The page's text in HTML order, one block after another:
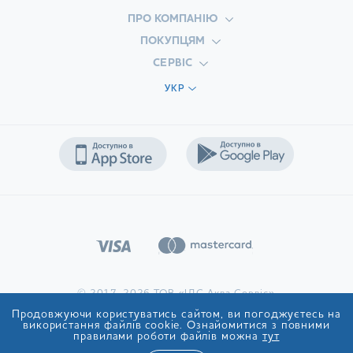
Деревина. Одноразові ложки купити можна і з
прилади не деформуються під час використання, не
тріскаються, не розмокають під час контакту з
жиром або вологою. При виготовленні таких ложок
натуральна деревина, яка не впливає на смак або
інші властивості харчових продуктів, наприклад,
Виготовляються відповідно до високих гігієнічних і
галузевих вимог.
і міцність при контакті з гарячою їжею.
Зручні для транспортування і тривалого зберігання.
Представлені в різних розмірах.
Підходять для нанесення фірмового логотипа.
ПРО КОМПАНІЮ
ПОКУПЦЯМ
СЕРВІС
УКР
© 2017-2026 ТОВ «ІДС Аква Сервіс»
Продовжуючи користуватись сайтом, ви погоджуєтесь на
використання файлів cookie. Ознайомитися з повними
правилами роботи файлів можна тут